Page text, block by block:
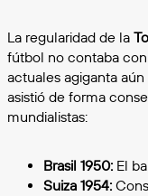
La regularidad de la
fútbol no contaba
actuales agiganta
asistió de forma
mundialistas:
Brasil 1950: El
Suiza 1954: